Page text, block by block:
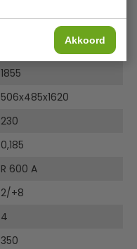
Akkoord
1855
506x485x1620
230
0,185
R 600 A
2/+8
4
350